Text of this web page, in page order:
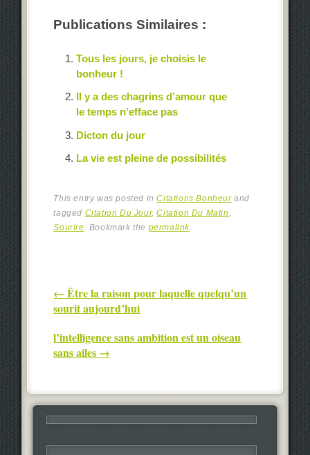
Publications Similaires :
Tous les jours, je choisis le
bonheur !
Il y a des chagrins d’amour que
le temps n’efface pas
Dicton du jour
La vie est pleine de possibilités
This entry was posted inCitations Bonheurand
tagged Citation Du Jour,Citation Du Matin,
Sourire. Bookmark the permalink.
Post navigation
← Être la raison pour laquelle quelqu’un
sourit aujourd’hui
l’intelligence sans ambition est un oiseau
sans ailes →